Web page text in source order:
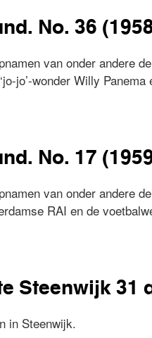
No. 36
van onder andere
jo’-wonder Willy
No. 17
van onder andere
RAI en de
Steenwijk 31
in Steenwijk.